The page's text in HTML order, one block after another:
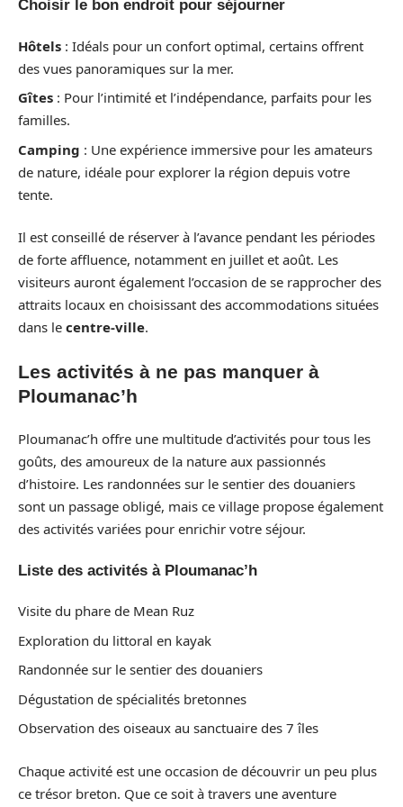
Choisir le bon endroit pour séjourner
Hôtels : Idéals pour un confort optimal, certains offrent
des vues panoramiques sur la mer.
Gîtes : Pour l’intimité et l’indépendance, parfaits pour les
familles.
Camping : Une expérience immersive pour les amateurs
de nature, idéale pour explorer la région depuis votre
tente.
Il est conseillé de réserver à l’avance pendant les périodes
de forte affluence, notamment en juillet et août. Les
visiteurs auront également l’occasion de se rapprocher des
attraits locaux en choisissant des accommodations situées
dans le centre-ville.
Les activités à ne pas manquer à
Ploumanac’h
Ploumanac’h offre une multitude d’activités pour tous les
goûts, des amoureux de la nature aux passionnés
d’histoire. Les randonnées sur le sentier des douaniers
sont un passage obligé, mais ce village propose également
des activités variées pour enrichir votre séjour.
Liste des activités à Ploumanac’h
Visite du phare de Mean Ruz
Exploration du littoral en kayak
Randonnée sur le sentier des douaniers
Dégustation de spécialités bretonnes
Observation des oiseaux au sanctuaire des 7 îles
Chaque activité est une occasion de découvrir un peu plus
ce trésor breton. Que ce soit à travers une aventure